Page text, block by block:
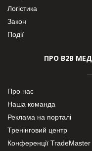
Логістика
Закон
Події
ПРО В2В
Про нас
Наша команда
Реклама на порталі
Тренінговий центр
Конференції TradeMaster